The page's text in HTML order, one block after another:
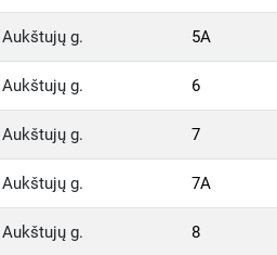
Aukštujų g. 5A
Aukštujų g. 6
Aukštujų g. 7
Aukštujų g. 7A
Aukštujų g. 8